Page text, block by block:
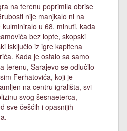
na terenu poprimila obrise
nije manjkalo ni na
u 68. minuti, kada
bez lopte, skopski
isključio iz igre kapitena
Kada je ostalo sa samo
terenu, Sarajevo se odlučilo
Ferhatovića, koji je
na centru igrališta, svi
svog šesnaeterca,
sve češćih i opasnijih